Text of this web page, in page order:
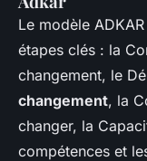
Le modèle
étapes clés : la
changement, le
changement, la
changer, la
compétences et